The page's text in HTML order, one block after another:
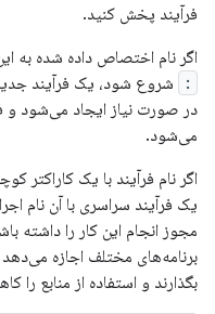
فرآیند پخش کنید.
اگر نام اختصاص داده شده به
:
شروع شود، یک فرآیند
در صورت نیاز ایجاد می‌شود و
می‌شود.
اگر نام فرآیند با یک کاراکتر
یک فرآیند سراسری با آن نام
مجوز انجام این کار را داشته
برنامه‌های مختلف اجازه می‌دهد
بگذارند و استفاده از منابع را